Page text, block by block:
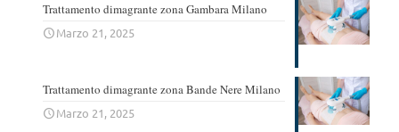
Trattamento dimagrante zona Gambara Milano
Marzo 21, 2025
Trattamento dimagrante zona Bande Nere Milano
Marzo 21, 2025